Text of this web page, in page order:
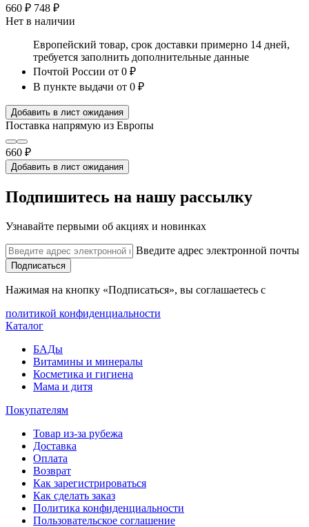
660 ₽ 748 ₽
Нет в наличии
Европейский товар, срок доставки примерно 14 дней,
требуется заполнить дополнительные данные
Почтой России от 0 ₽
В пункте выдачи от 0 ₽
Добавить в лист ожидания
Поставка напрямую из Европы
660 ₽
Добавить в лист ожидания
Подпишитесь на нашу рассылку
Узнавайте первыми об акциях и новинках
Введите адрес электронной почты
Подписаться
Нажимая на кнопку «Подписаться», вы соглашаетесь с
политикой конфиденциальности
Каталог
БАДы
Витамины и минералы
Косметика и гигиена
Мама и дитя
Покупателям
Товар из-за рубежа
Доставка
Оплата
Возврат
Как зарегистрироваться
Как сделать заказ
Политика конфиденциальности
Пользовательское соглашение